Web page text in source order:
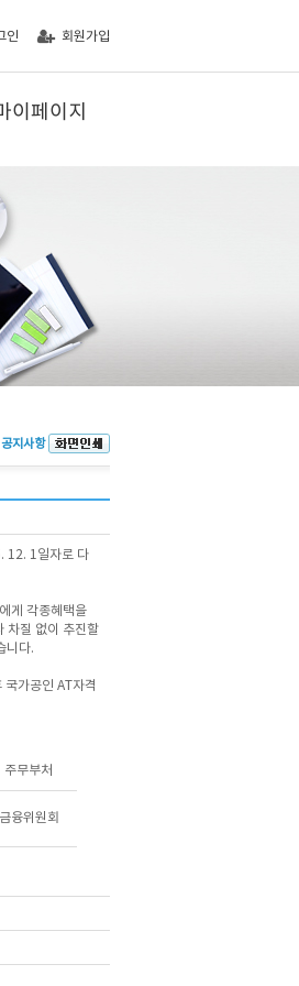
인 회원가입
이페이지
공지사항
12. 1일자로 다
게 각종혜택을
차질 없이 추진할
니다.
가공인 AT자격
주무부처
금융위원회